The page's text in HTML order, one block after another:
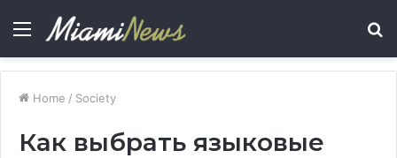
Menu
Home / Society
Как выбрать языковые